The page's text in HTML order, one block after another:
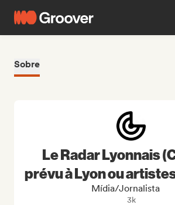
Sobre
Le Radar Lyonnais
prévu à Lyon ou
Mídia/Jornalista
3k